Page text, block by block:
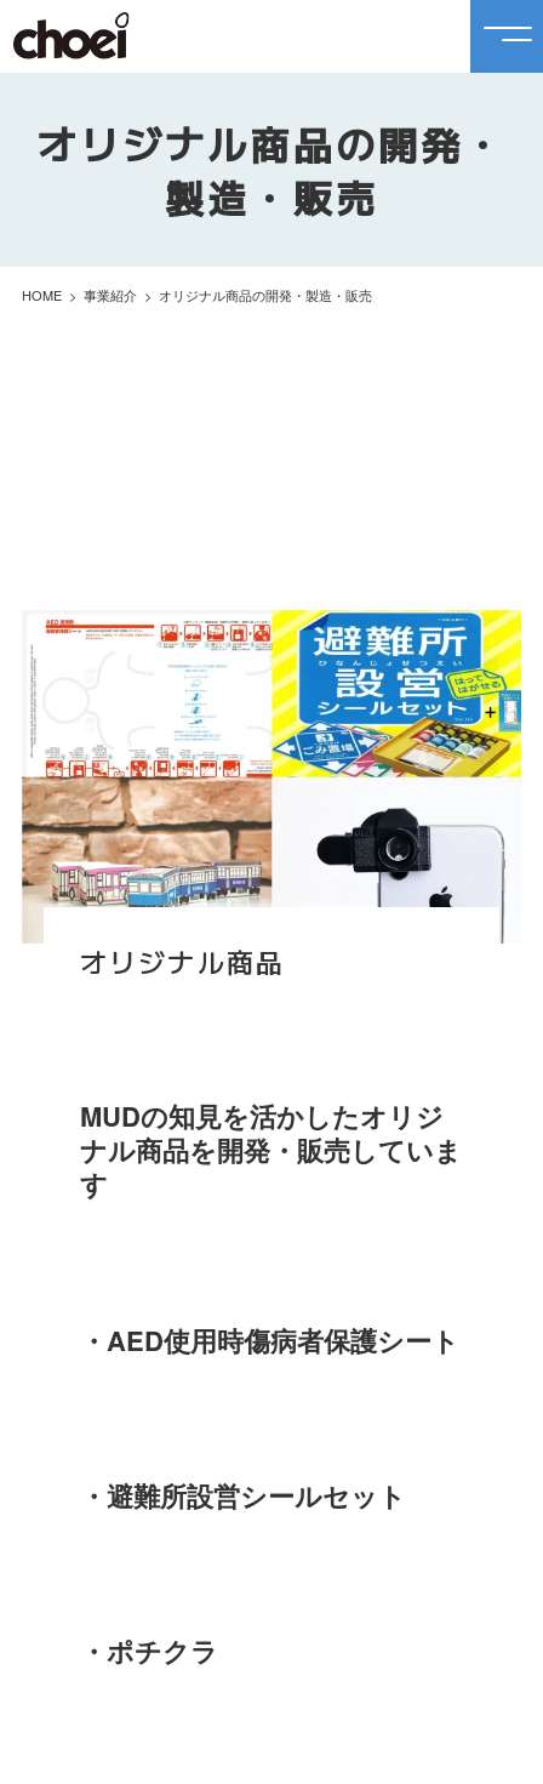
オリジナル商品の開発・
製造・販売
HOME 事業紹介 オリジナル商品の開発・製造・販売
オリジナル商品
MUDの知見を活かしたオリジ
ナル商品を開発・販売していま
す
・AED使用時傷病者保護シート
・避難所設営シールセット
・ポチクラ